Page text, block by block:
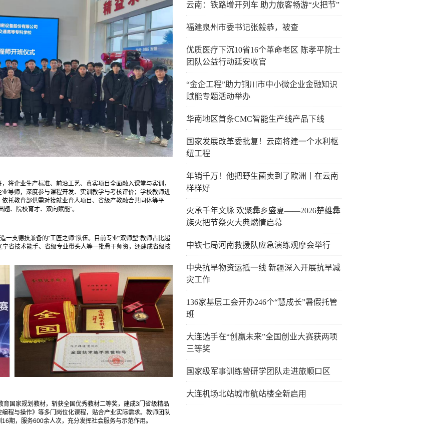
将企业生产标准、前沿工艺、真实项目全面融入课堂与实训，
导师，深度参与课程开发、实训教学与考核评价；学校教师进
托教育部供需对接就业育人项目、省级产教融合共同体等平
、院校育才、双向赋能”。
支德技兼备的“工匠之师”队伍。目前专业“双师型”教师占比超
省技术能手、省级专业带头人等一批骨干师资，还建成省级技
育国家规划教材，斩获全国优秀教材二等奖，建成3门省级精品
程与操作》等多门岗位化课程，贴合产业实际需求。教师团队
期，服务600余人次，充分发挥社会服务与示范作用。
云南：铁路增开列车 助力旅客畅游“火把节”
福建泉州市委书记张毅恭，被查
优质医疗下沉10省16个革命老区 陈孝平院士
团队公益行动延安收官
“金企工程”助力铜川市中小微企业金融知识
赋能专题活动举办
华南地区首条CMC智能生产线产品下线
国家发展改革委批复！云南将建一个水利枢
纽工程
年销千万！他把野生菌卖到了欧洲丨在云南
样样好
火承千年文脉 欢聚彝乡盛夏——2026楚雄彝
族火把节祭火大典燃情启幕
中铁七局河南救援队应急演练观摩会举行
中央抗旱物资运抵一线 新疆深入开展抗旱减
灾工作
136家基层工会开办246个“慧成长”暑假托管
班
大连选手在“创赢未来”全国创业大赛获两项
三等奖
国家级军事训练营研学团队走进旅顺口区
大连机场北站城市航站楼全新启用